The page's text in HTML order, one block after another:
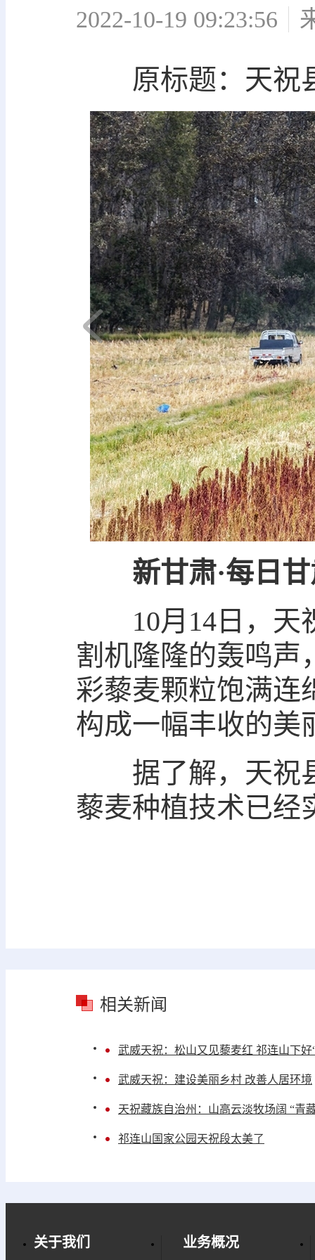
2022-10-19 09:23:56
原标题：天祝
下一页
新甘肃·每日
10月14日，天
割机隆隆的轰鸣声
彩藜麦颗粒饱满连
构成一幅丰收的美
据了解，天祝县
藜麦种植技术已经
相关新闻
武威天祝：松山又见藜麦红 祁连山下好
武威天祝：建设美丽乡村 改善人居环境
天祝藏族自治州：山高云淡牧场阔 “青
祁连山国家公园天祝段太美了
关于我们 业务概况